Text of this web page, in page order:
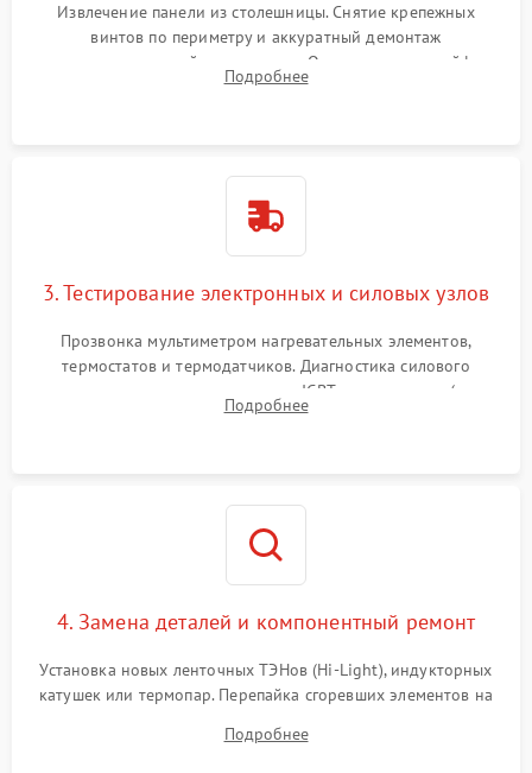
Извлечение панели из столешницы. Снятие крепежных
винтов по периметру и аккуратный демонтаж
стеклокерамической поверхности. Отсоединение шлейфов
сенсорного блока для доступа к силовым платам, катушкам
Подробнее
3. Тестирование электронных и силовых узлов
Прозвонка мультиметром нагревательных элементов,
термостатов и термодатчиков. Диагностика силового
модуля, реле, диодных мостов и IGBT-транзисторов (для
индукции). Проверка кранов и газ-контроля (для газовых
Подробнее
4. Замена деталей и компонентный ремонт
Установка новых ленточных ТЭНов (Hi-Light), индукторных
катушек или термопар. Перепайка сгоревших элементов на
дорожек. Очистка контактов и замена поврежденной
Подробнее